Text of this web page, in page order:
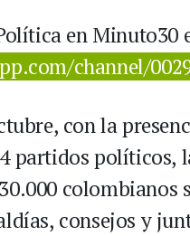
en Minuto30
channel/
con la
partidos políticos,
colombianos
consejos y